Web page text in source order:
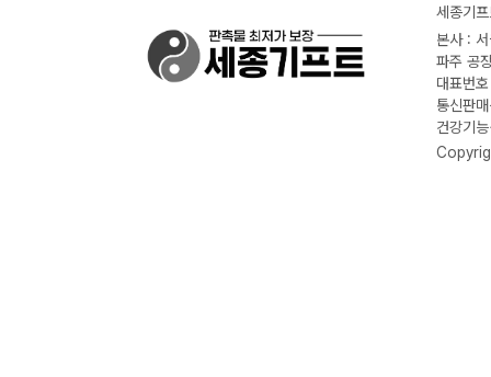
세종기
본사 :
파주 공
대표번
통신판
건강기